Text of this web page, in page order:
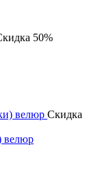
50%
Скидка
велюр